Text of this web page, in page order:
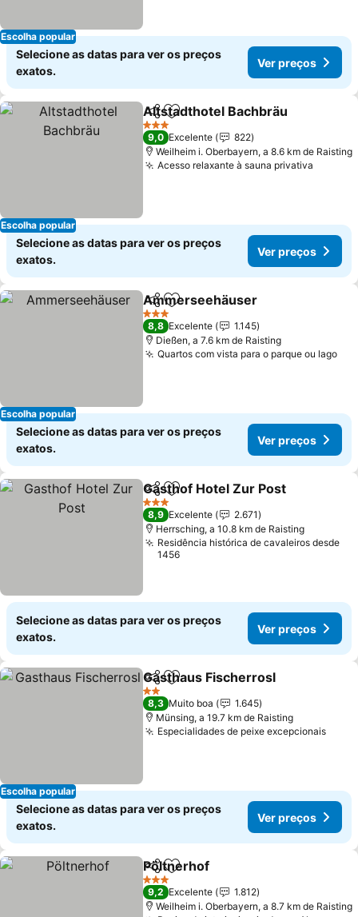
Escolha popular
Selecione as datas para ver os preços
exatos.
Ver preços
Escolha popular
PartilharAdicionar aos favoritos
Altstadthotel Bachbräu
3 Estrelas
9,0 Excelente
822
Weilheim i. Oberbayern, a 8.6 km de Raisting
Acesso relaxante à sauna privativa
Selecione as datas para ver os preços
exatos.
Ver preços
Escolha popular
PartilharAdicionar aos favoritos
Ammerseehäuser
3 Estrelas
8,8 Excelente
1.145
Dießen, a 7.6 km de Raisting
Quartos com vista para o parque ou lago
Selecione as datas para ver os preços
exatos.
Ver preços
PartilharAdicionar aos favoritos
Gasthof Hotel Zur Post
3 Estrelas
8,9 Excelente
2.671
Herrsching, a 10.8 km de Raisting
Residência histórica de cavaleiros desde
1456
Selecione as datas para ver os preços
exatos.
Ver preços
Escolha popular
PartilharAdicionar aos favoritos
Gasthaus Fischerrosl
2 Estrelas
8,3 Muito boa
1.645
Münsing, a 19.7 km de Raisting
Especialidades de peixe excepcionais
Selecione as datas para ver os preços
exatos.
Ver preços
PartilharAdicionar aos favoritos
Pöltnerhof
3 Estrelas
9,2 Excelente
1.812
Weilheim i. Oberbayern, a 8.7 km de Raisting